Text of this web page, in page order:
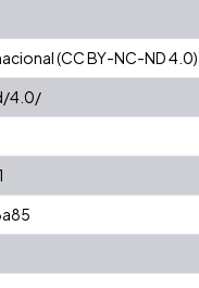
(CC BY-NC-ND 4.0)
4.0/